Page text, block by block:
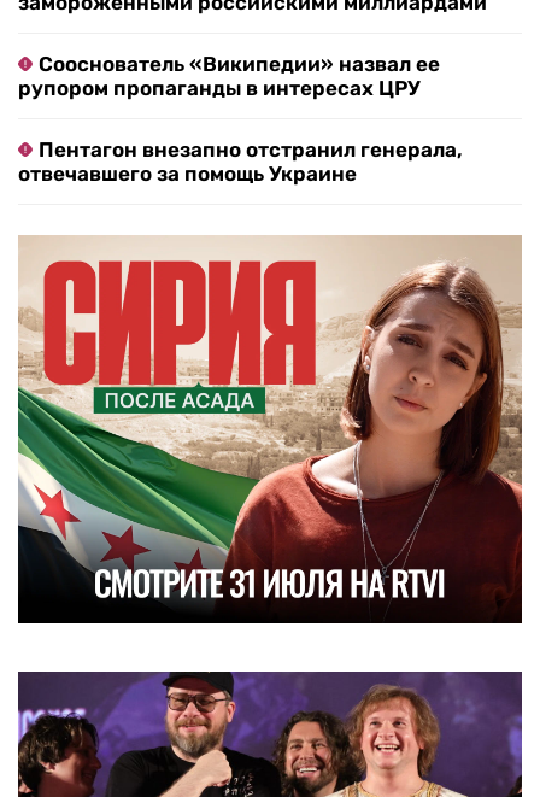
Сооснователь «Википедии» назвал ее
рупором пропаганды в интересах ЦРУ
Пентагон внезапно отстранил генерала,
отвечавшего за помощь Украине